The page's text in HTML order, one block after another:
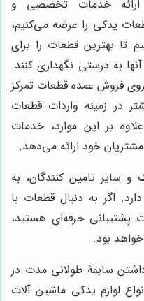
ارائه خدمات تخصصی و
یدکی را عرضه می‌کنیم،
تا بهترین قطعات را برای
به درستی نگهداری کنند.
روی فروش عمده قطعات تمرکز
در زمینه واردات قطعات
علاوه بر این موارد، خدمات
مشتریان خود ارائه می‌دهد.
و سایر تامین کنندگان، به
اگر به دنبال قطعات با
پشتیبانی حرفه‌ای هستید،
بود.
داشتن سابقۀ طولانی مدت در
لوازم یدکی ماشین آلات